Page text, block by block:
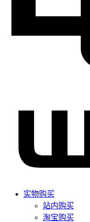
实物购买
站内购买
淘宝购买